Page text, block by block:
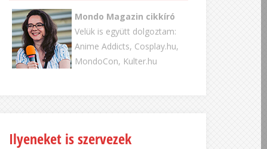
Mondo Magazin cikkíró
Velük is együtt dolgoztam:
Anime Addicts, Cosplay.hu,
MondoCon, Kulter.hu
Ilyeneket is szervezek